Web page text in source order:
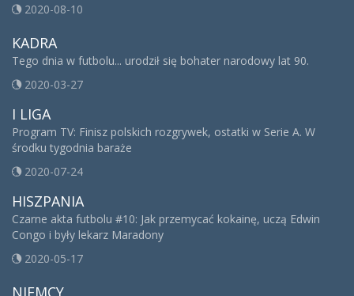
2020-08-10
KADRA
Tego dnia w futbolu... urodził się bohater narodowy lat 90.
2020-03-27
I LIGA
Program TV: Finisz polskich rozgrywek, ostatki w Serie A. W
środku tygodnia baraże
2020-07-24
HISZPANIA
Czarne akta futbolu #10: Jak przemycać kokainę, uczą Edwin
Congo i były lekarz Maradony
2020-05-17
NIEMCY